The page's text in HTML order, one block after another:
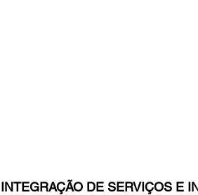
INTEGRAÇÃO DE SERVIÇOS E